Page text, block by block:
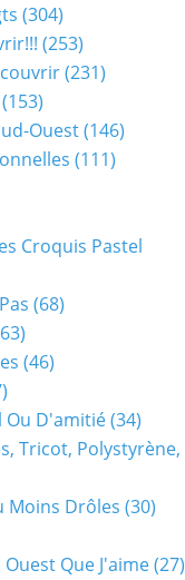
(304)
(253)
(231)
(153)
Ouest(146)
(111)
Croquis Pastel
(68)
(46)
Ou D'amitié(34)
Tricot, Polystyrène,
Moins Drôles (30)
Ouest Que J'aime(27)